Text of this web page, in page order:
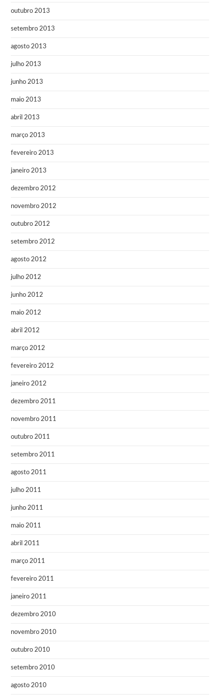
outubro 2013
setembro 2013
agosto 2013
julho 2013
junho 2013
maio 2013
abril 2013
março 2013
fevereiro 2013
janeiro 2013
dezembro 2012
novembro 2012
outubro 2012
setembro 2012
agosto 2012
julho 2012
junho 2012
maio 2012
abril 2012
março 2012
fevereiro 2012
janeiro 2012
dezembro 2011
novembro 2011
outubro 2011
setembro 2011
agosto 2011
julho 2011
junho 2011
maio 2011
abril 2011
março 2011
fevereiro 2011
janeiro 2011
dezembro 2010
novembro 2010
outubro 2010
setembro 2010
agosto 2010